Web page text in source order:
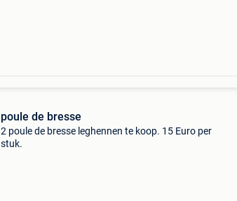
poule de bresse
2 poule de bresse leghennen te koop. 15 Euro per
stuk.